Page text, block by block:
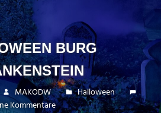
BURG
MAKODW
Halloween
Kommentare